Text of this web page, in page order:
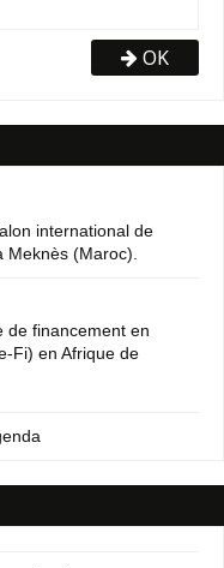
OK
international de
Meknès (Maroc).
de financement en
Fi) en Afrique de